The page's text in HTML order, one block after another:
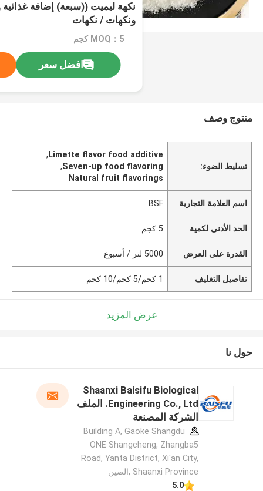
نكهة ليميت ((سبعة) إضافة
ونكهات / نكهات
MOQ：5 كجم
افضل سعر
منتوج وصف
تسليط الضوء:
Limette flavor food additive
,
Seven-up food flavoring
,
Natural fruit flavorings
اسم العلامة التجارية BSF
الحد الأدنى لكمية 5 كجم
القدرة على العرض 5000 لتر / أسبوع
تفاصيل التغليف 1 كجم/5 كجم/10 كجم
عرض المزيد
حول نا
Shaanxi Baisifu Biological
Engineering Co., Ltd. الملف
الشركة المصنعة
Building A, Gaoke Shangdu
ONE Shangcheng, Zhangba5
Road, Yanta District, Xi'an City,
Shaanxi Province ,الصين
5.0